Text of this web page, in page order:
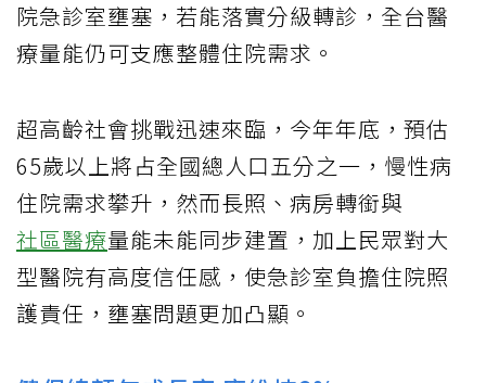
院急診室壅塞，若能落實分級轉診，全台醫
療量能仍可支應整體住院需求。
超高齡社會挑戰迅速來臨，今年年底，預估
65歲以上將占全國總人口五分之一，慢性病
住院需求攀升，然而長照、病房轉銜與
社區醫療量能未能同步建置，加上民眾對大
型醫院有高度信任感，使急診室負擔住院照
護責任，壅塞問題更加凸顯。